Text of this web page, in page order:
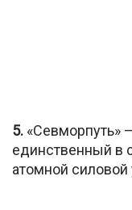
5. «Севморпуть»
единственный в
атомной силовой